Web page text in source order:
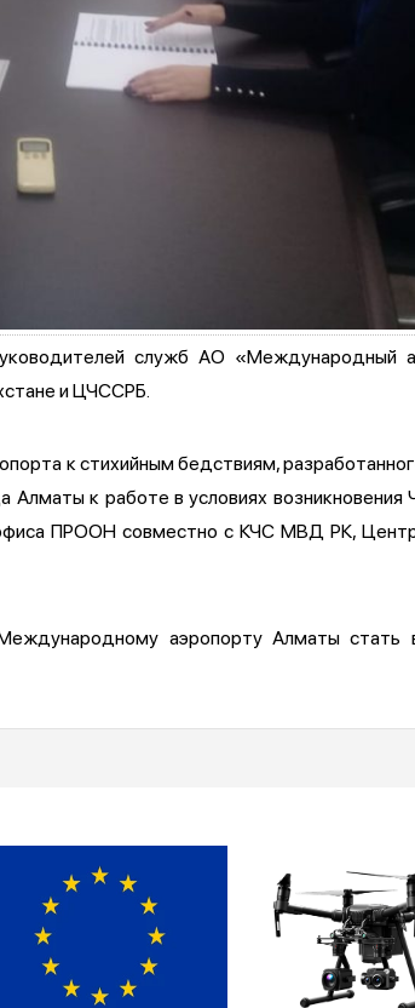
служб АО «Международный
и ЦЧССРБ.
к стихийным бедствиям,
к работе в условиях
ПРООН совместно с КЧС МВД РК,
аэропорту Алматы стать